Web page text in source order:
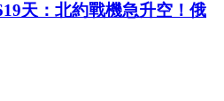
天：北約戰機急升空！俄